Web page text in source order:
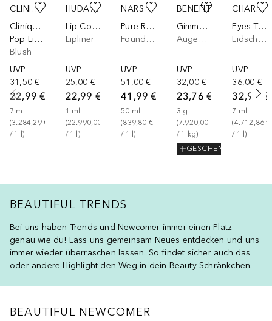
CLINIQUE
Clinique Pop
Pop Lip & Cheek Oil
Blush
UVP
31,50 €
22,99 €
7 ml
(3.284,29 €
/ 1 l)
HUDA BEAUTY
Lip Contour Stain
Lipliner
UVP
25,00 €
22,99 €
1 ml
(22.990,00 €
/ 1 )
NARS
Pure Radiant Tinted Moisturizer SPF 30
Foundation
UVP
51,00 €
41,99 €
50 ml
(839,80 €
/ 1 l)
BENEFIT
Gimme Brow+
Augenbrauengel
UVP
32,00 €
23,76 €
3 g
(7.920,00 €
/ 1 kg)
GESCHENK
CHARLOTTE TILBURY
Eyes To Mesmerise
Lidschatten
UVP
36,00 €
32,99 €
7 ml
(4.712,86 €
/ 1 l)
BEAUTIFUL TRENDS
Bei uns haben Trends und Newcomer immer einen Platz –
genau wie du! Lass uns gemeinsam Neues entdecken und uns
immer wieder überraschen lassen. So findet sicher auch das
oder andere Highlight den Weg in dein Beauty-Schränkchen.
BEAUTIFUL NEWCOMER